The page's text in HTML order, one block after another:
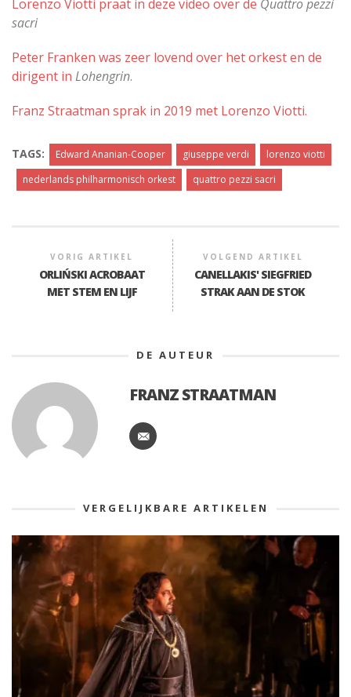
Lorenzo Viotti praat in deze video over de Quattro pezzi
sacri
Peter Franken was zeer lovend over het orkest en de
dirigent in Lohengrin.
Franz Straatman sprak in 2019 met Lorenzo Viotti.
TAGS: Edward Ananian-Cooper giuseppe verdi
lorenzo viotti
nederlands philharmonisch orkest
quattro pezzi sacri
VORIG ARTIKEL
ORLIŃSKI ACROBAAT
MET STEM EN LIJF
VOLGEND ARTIKEL
CANELLAKIS' SIEGFRIED
STRAK AAN DE STOK
DE AUTEUR
FRANZ STRAATMAN
VERGELIJKBARE ARTIKELEN